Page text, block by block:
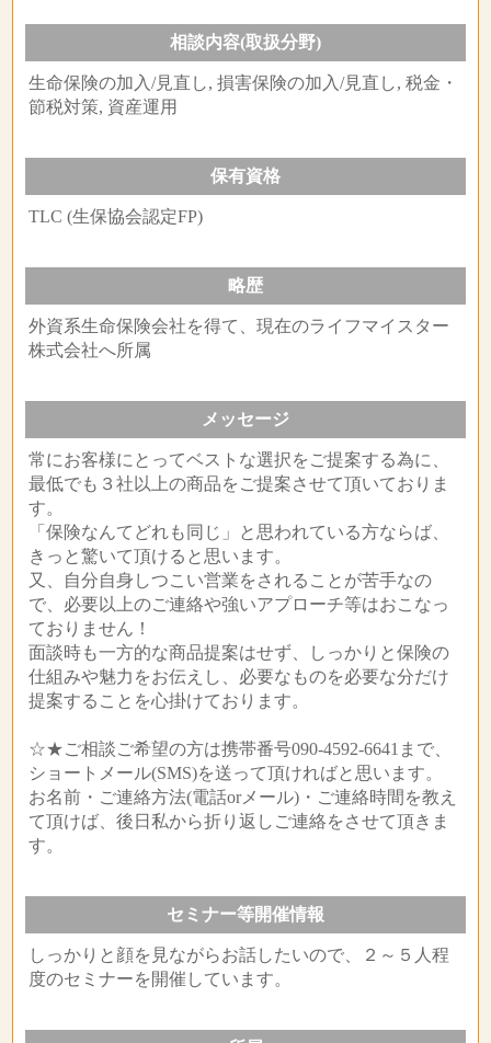
相談内容(取扱分野)
生命保険の加入/見直し, 損害保険の加入/見直し, 税金・
節税対策, 資産運用
保有資格
TLC (生保協会認定FP)
略歴
外資系生命保険会社を得て、現在のライフマイスター
株式会社へ所属
メッセージ
常にお客様にとってベストな選択をご提案する為に、
最低でも３社以上の商品をご提案させて頂いておりま
す。
「保険なんてどれも同じ」と思われている方ならば、
きっと驚いて頂けると思います。
又、自分自身しつこい営業をされることが苦手なの
で、必要以上のご連絡や強いアプローチ等はおこなっ
ておりません！
面談時も一方的な商品提案はせず、しっかりと保険の
仕組みや魅力をお伝えし、必要なものを必要な分だけ
提案することを心掛けております。
☆★ご相談ご希望の方は携帯番号090-4592-6641まで、
ショートメール(SMS)を送って頂ければと思います。
お名前・ご連絡方法(電話orメール)・ご連絡時間を教え
て頂けば、後日私から折り返しご連絡をさせて頂きま
す。
セミナー等開催情報
しっかりと顔を見ながらお話したいので、２～５人程
度のセミナーを開催しています。